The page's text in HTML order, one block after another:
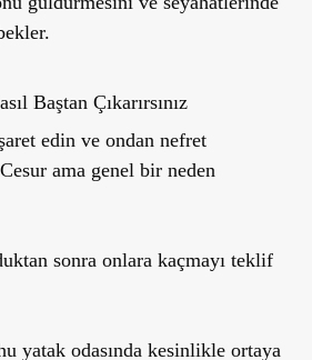
Baştan Çıkarırsınız
edin ve ondan nefret
ama genel bir neden
sonra onlara kaçmayı teklif
yatak odasında kesinlikle ortaya